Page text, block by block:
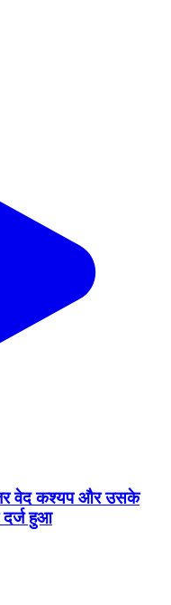
वेद कश्यप और उसके
दर्ज हुआ